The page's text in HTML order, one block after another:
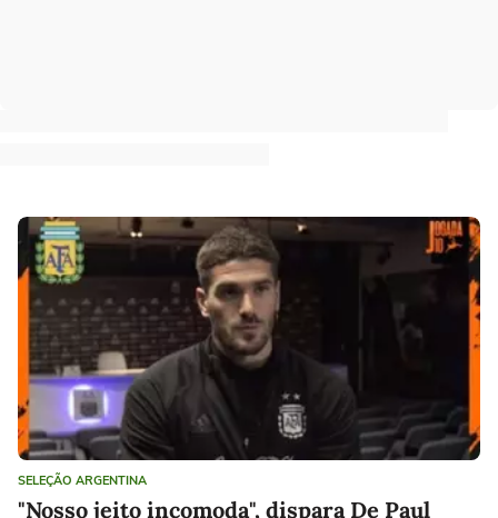
SELEÇÃO ARGENTINA
"Nosso jeito incomoda", dispara De Paul